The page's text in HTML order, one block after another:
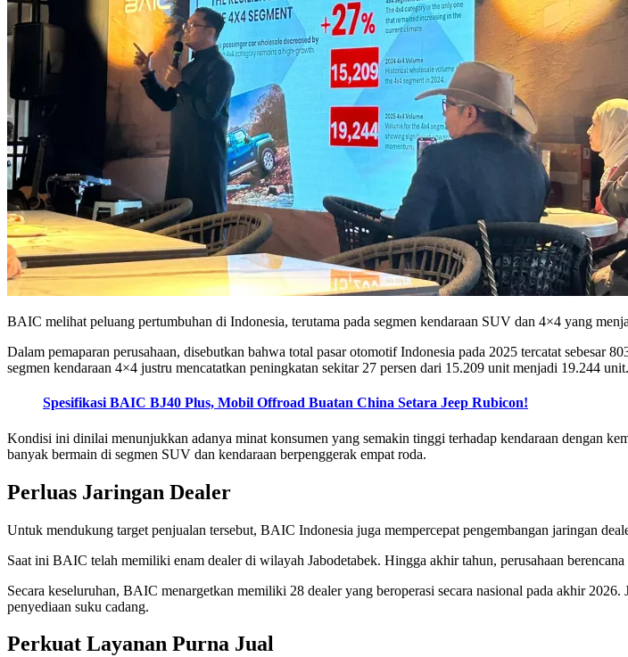
BAIC melihat peluang pertumbuhan di Indonesia, terutama pada segmen kendaraan SUV dan 4×4 yang
Dalam pemaparan perusahaan, disebutkan bahwa total pasar otomotif Indonesia pada 2025 tercatat sebesar
segmen kendaraan 4×4 justru mencatatkan peningkatan sekitar 27 persen dari 15.209 unit menjadi 19.244 unit.
Spesifikasi BAIC BJ40 Plus, Mobil Offroad Buatan China Setara Jeep Rubicon!
Kondisi ini dinilai menunjukkan adanya minat konsumen yang semakin tinggi terhadap kendaraan dengan
banyak bermain di segmen SUV dan kendaraan berpenggerak empat roda.
Perluas Jaringan Dealer
Untuk mendukung target penjualan tersebut, BAIC Indonesia juga mempercepat pengembangan jaringan
Saat ini BAIC telah memiliki enam dealer di wilayah Jabodetabek. Hingga akhir tahun, perusahaan
Secara keseluruhan, BAIC menargetkan memiliki 28 dealer yang beroperasi secara nasional pada akhir
penyediaan suku cadang.
Perkuat Layanan Purna Jual